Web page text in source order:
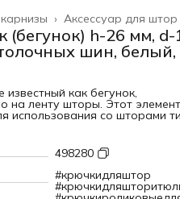
Аксессуар для штор
›
(бегунок) h-26 мм,
шин, белый,
как бегунок,
на ленту шторы. Этот элемент
использования со шторами
свет, и гармонично
шинными карнизами.
легкое и тихое
усилия. Он
не увеличивает
прочен для крепкой
защелкиванию на ленте
498280
#крючкидляштор